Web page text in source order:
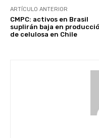
ARTÍCULO ANTERIOR
CMPC: activos en Brasil
suplirán baja en
de celulosa en Chile